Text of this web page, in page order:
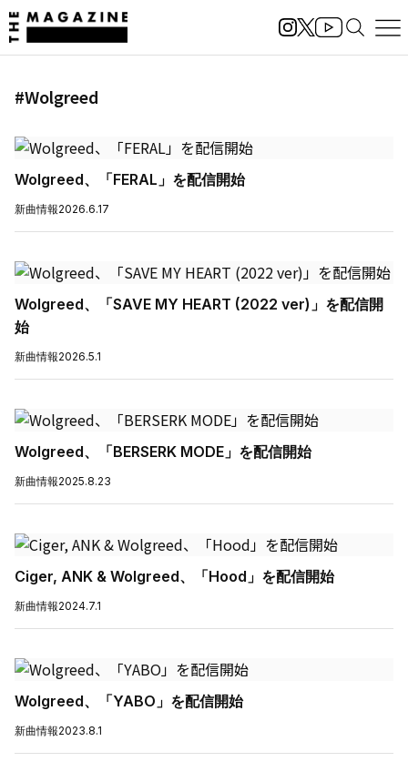
#Wolgreed
Wolgreed、「FERAL」を配信開始
新曲情報2026.6.17
Wolgreed、「SAVE MY HEART (2022 ver)」を配信開
始
新曲情報2026.5.1
Wolgreed、「BERSERK MODE」を配信開始
新曲情報2025.8.23
Ciger, ANK & Wolgreed、「Hood」を配信開始
新曲情報2024.7.1
Wolgreed、「YABO」を配信開始
新曲情報2023.8.1